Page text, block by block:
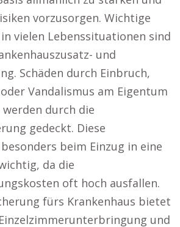
vorzusorgen. Wichtige
vielen Lebenssituationen sind
und
Schäden durch Einbruch,
Vandalismus am Eigentum
durch die
gedeckt. Diese
beim Einzug in eine
da die
oft hoch ausfallen.
fürs Krankenhaus bietet
und